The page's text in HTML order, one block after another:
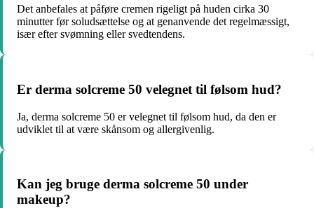
Det anbefales at påføre cremen rigeligt på huden cirka 30
minutter før soludsættelse og at genanvende det regelmæssigt,
især efter svømning eller svedtendens.
Er derma solcreme 50 velegnet til følsom hud?
Ja, derma solcreme 50 er velegnet til følsom hud, da den er
udviklet til at være skånsom og allergivenlig.
Kan jeg bruge derma solcreme 50 under
makeup?